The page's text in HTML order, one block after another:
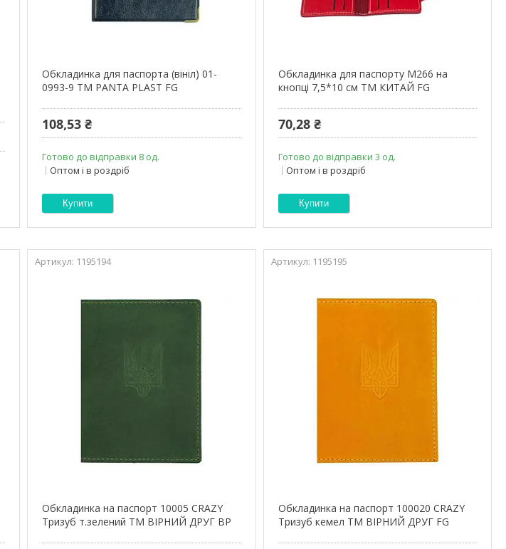
Обкладинка для паспорта (вініл) 01-
0993-9 ТМ PANTA PLAST FG
108,53 ₴
Готово до відправки 8 од.
Оптом і в роздріб
Купити
Обкладинка для паспорту М266 на
кнопці 7,5*10 см ТМ КИТАЙ FG
70,28 ₴
Готово до відправки 3 од.
Оптом і в роздріб
Купити
1195194
Обкладинка на паспорт 10005 CRAZY
Тризуб т.зелений ТМ ВІРНИЙ ДРУГ BP
1195195
Обкладинка на паспорт 100020 CRAZY
Тризуб кемел ТМ ВІРНИЙ ДРУГ FG